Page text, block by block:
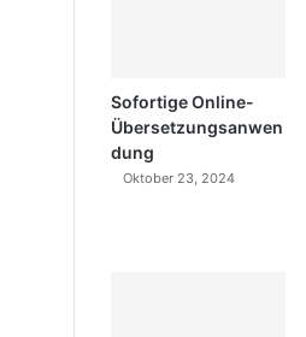
Sofortige Online-
Übersetzungsanwen
dung
Oktober 23, 2024